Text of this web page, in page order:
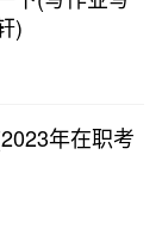
)
年在职考